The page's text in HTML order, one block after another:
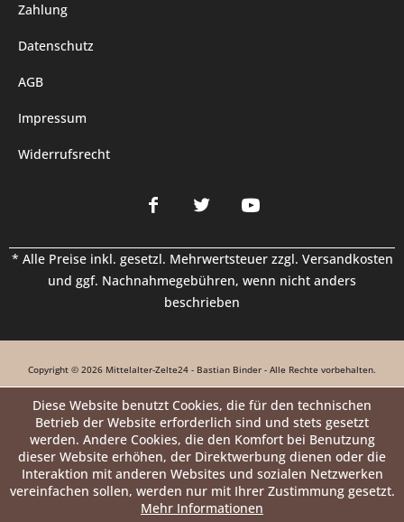
Zahlung
Datenschutz
AGB
Impressum
Widerrufsrecht
* Alle Preise inkl. gesetzl. Mehrwertsteuer zzgl. Versandkosten
und ggf. Nachnahmegebühren, wenn nicht anders
beschrieben
Copyright © 2026 Mittelalter-Zelte24 - Bastian Binder - Alle Rechte vorbehalten.
Diese Website benutzt Cookies, die für den technischen
Betrieb der Website erforderlich sind und stets gesetzt
werden. Andere Cookies, die den Komfort bei Benutzung
dieser Website erhöhen, der Direktwerbung dienen oder die
Interaktion mit anderen Websites und sozialen Netzwerken
vereinfachen sollen, werden nur mit Ihrer Zustimmung gesetzt.
Mehr Informationen